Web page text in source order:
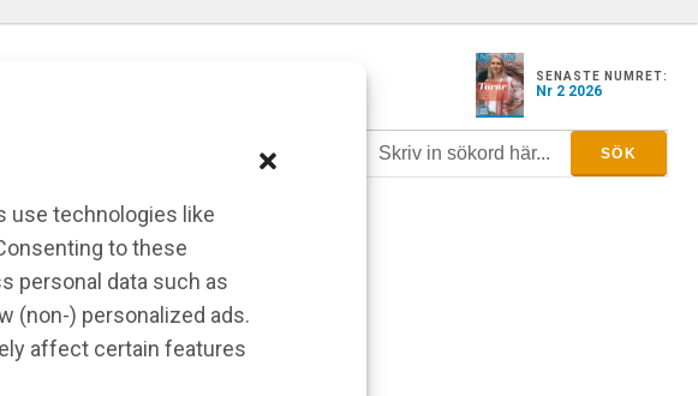
use technologies like
to these
personal data such as
(non-) personalized ads.
affect certain features
SENASTE NUMRET:
Nr 2 2026